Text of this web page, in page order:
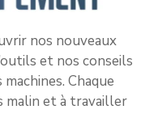
nos nouveaux
et nos conseils
Chaque
malin et à travailler